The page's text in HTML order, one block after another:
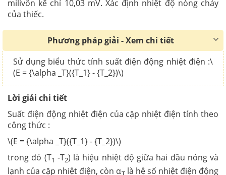
milivôn kế chỉ 10,03 mV. Xác định nhiệt độ nóng chảy
của thiếc.
Phương pháp giải - Xem chi tiết
Sử dụng biểu thức tính suất điện động nhiệt điện :\
(E = {\alpha _T}({T_1} - {T_2})\)
Lời giải chi tiết
Suất điện động nhiệt điện của cặp nhiệt điện tính theo
công thức :
\(E = {\alpha _T}({T_1} - {T_2})\)
trong đó (T1 -T2) là hiệu nhiệt độ giữa hai đầu nóng và
lạnh của cặp nhiệt điện, còn α là hệ số nhiệt điện động